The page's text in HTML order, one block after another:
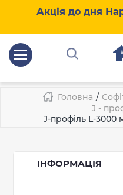
Акція до дня
Головна /
J -
J-профіль L-
ІНФОРМАЦІЯ